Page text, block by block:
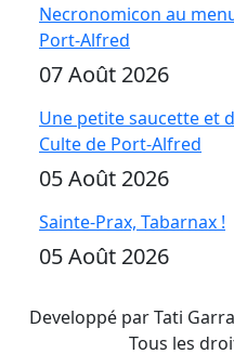
Necronomicon au
Port-Alfred
07 Août 2026
Une petite saucette et
Culte de Port-Alfred
05 Août 2026
Sainte-Prax, Tabarnax !
05 Août 2026
Developpé par Tati
Tous les